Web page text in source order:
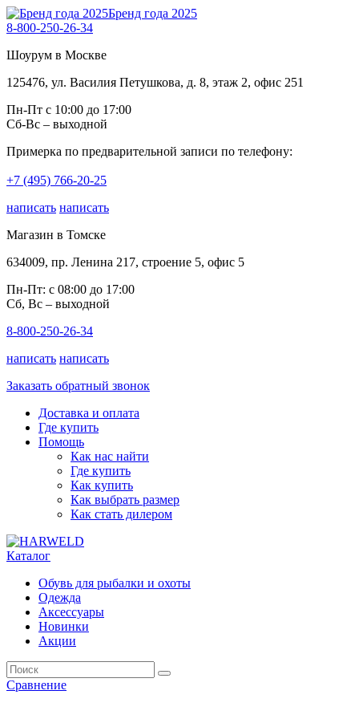
Бренд года 2025
8-800-250-26-34
Шоурум в Москве
125476, ул. Василия Петушкова, д. 8, этаж 2, офис 251
Пн-Пт с 10:00 до 17:00
Сб-Вс – выходной
Примерка по предварительной записи по телефону:
+7 (495) 766-20-25
написать написать
Магазин в Томске
634009, пр. Ленина 217, строение 5, офис 5
Пн-Пт: с 08:00 до 17:00
Сб, Вс – выходной
8-800-250-26-34
написать написать
Заказать обратный звонок
Доставка и оплата
Где купить
Помощь
Как нас найти
Где купить
Как купить
Как выбрать размер
Как стать дилером
Каталог
Обувь для рыбалки и охоты
Одежда
Аксессуары
Новинки
Акции
Сравнение